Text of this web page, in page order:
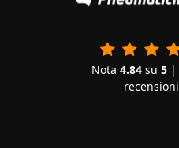
Nota 4.84 su 5 |
recensioni